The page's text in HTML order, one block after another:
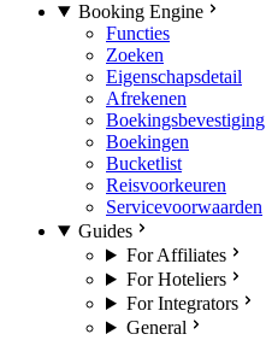
Booking Engine
Functies
Zoeken
Eigenschapsdetail
Afrekenen
Boekingsbevestiging
Boekingen
Bucketlist
Reisvoorkeuren
Servicevoorwaarden
Guides
For Affiliates
For Hoteliers
For Integrators
General